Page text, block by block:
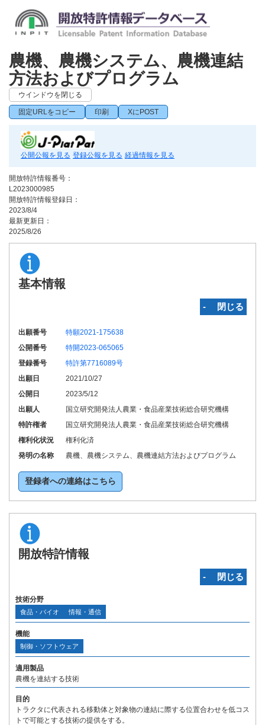
農機、農機システム、農機連結
方法およびプログラム
ウインドウを閉じる
固定URLをコピー 印刷 XにPOST
公開公報を見る 登録公報を見る 経過情報を見る
開放特許情報番号：
L2023000985
開放特許情報登録日：
2023/8/4
最新更新日：
2025/8/26
基本情報
‐ 閉じる
出願番号
特願2021-175638
公開番号
特開2023-065065
登録番号
特許第7716089号
出願日
2021/10/27
公開日
2023/5/12
出願人
国立研究開発法人農業・食品産業技術総合研究機構
特許権者
国立研究開発法人農業・食品産業技術総合研究機構
権利化状況
権利化済
発明の名称
農機、農機システム、農機連結方法およびプログラム
登録者への連絡はこちら
開放特許情報
‐ 閉じる
技術分野
食品・バイオ 情報・通信
機能
制御・ソフトウェア
適用製品
農機を連結する技術
目的
トラクタに代表される移動体と対象物の連結に際する位置合わせを低コス
トで可能とする技術の提供をする。